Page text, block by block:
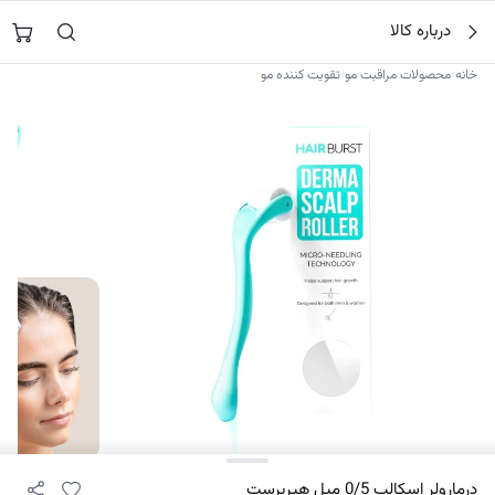
محتوا
جستجو در
درباره کالا
خانه›محصولات مراقبت مو›تقویت کننده مو
درمارولر اسکالپ 0/5 میل هیربرست